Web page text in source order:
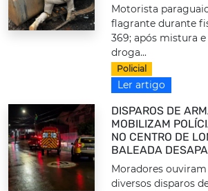
Motorista
flagrante durante
369; após mistura
droga...
Policial
Ler artigo
DISPAROS DE
MOBILIZAM
NO CENTRO DE
BALEADA
Moradores ouviram
diversos disparos